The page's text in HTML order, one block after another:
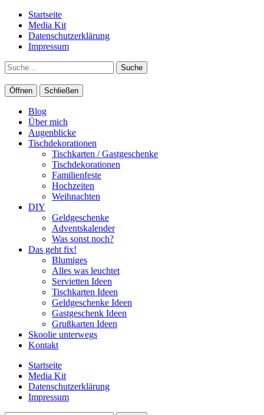
Startseite
Media Kit
Datenschutzerklärung
Impressum
Suche
Öffnen Schließen
Blog
Über mich
Augenblicke
Tischdekorationen
Tischkarten / Gastgeschenke
Tischdekorationen
Familienfeste
Hochzeiten
Weihnachten
DIY
Geldgeschenke
Adventskalender
Was sonst noch?
Das geht fix!
Blumiges
Alles was leuchtet
Servietten Ideen
Tischkarten Ideen
Geldgeschenke Ideen
Gastgeschenk Ideen
Grußkarten Ideen
Skoolie unterwegs
Kontakt
Startseite
Media Kit
Datenschutzerklärung
Impressum